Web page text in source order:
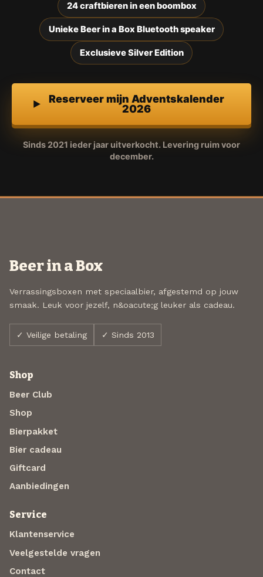
24 craftbieren in een boombox
Unieke Beer in a Box Bluetooth speaker
Exclusieve Silver Edition
Reserveer mijn Adventskalender
2026
Sinds 2021 ieder jaar uitverkocht. Levering ruim voor
december.
Beer in a Box
Verrassingsboxen met speciaalbier, afgestemd op jouw
smaak. Leuk voor jezelf, n&oacute;g leuker als cadeau.
✓ Veilige betaling ✓ Sinds 2013
Shop
Beer Club
Shop
Bierpakket
Bier cadeau
Giftcard
Aanbiedingen
Service
Klantenservice
Veelgestelde vragen
Contact